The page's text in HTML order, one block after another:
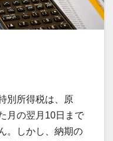
別所得税は、原
月の翌月10日まで
。しかし、納期の